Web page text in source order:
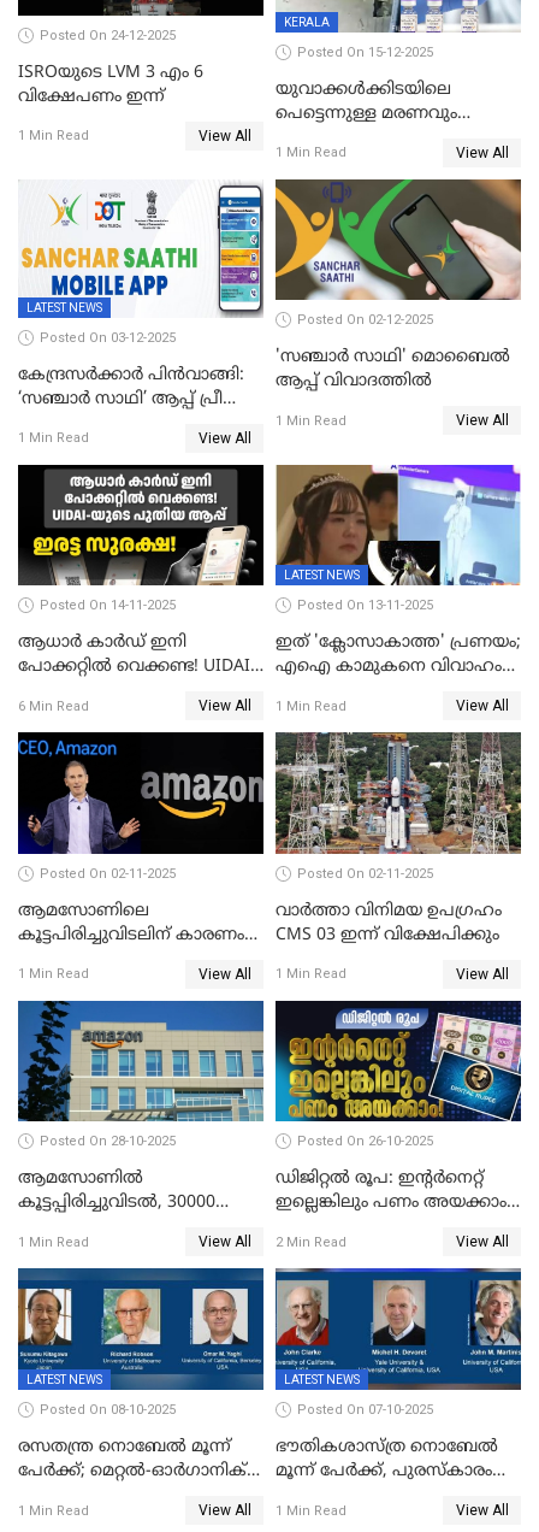
Posted On 24-12-2025
ISROയുടെ LVM 3 എം 6
വിക്ഷേപണം ഇന്ന്
1 Min Read View All
KERALA
Posted On 15-12-2025
യുവാക്കൾക്കിടയിലെ
പെട്ടെന്നുള്ള മരണവും
എയിംസ് നടത്തിയ പഠനം
പുറത്ത്; ഐസിഎംആർ
റിപ്പോർട്ട്
1 Min Read View All
LATEST NEWS
Posted On 03-12-2025
കേന്ദ്രസർക്കാർ പിൻവാങ്ങി:
‘സഞ്ചാർ സാഥി’ ആപ്പ് പ്രീ
ഉത്തരവ് പിൻവലിച്ചു
1 Min Read View All
Posted On 02-12-2025
'സഞ്ചാർ സാഥി' മൊബൈല്‍
ആപ്പ് വിവാദത്തില്‍
1 Min Read View All
Posted On 14-11-2025
ആധാർ കാർഡ് ഇനി
പോക്കറ്റിൽ വെക്കണ്ട! UIDAI-
സുരക്ഷ!
6 Min Read View All
LATEST NEWS
Posted On 13-11-2025
ഇത് 'ക്ലോസാകാത്ത' പ്രണയം;
എഐ കാമുകനെ വിവാഹം
വിവാഹാഭ്യർത്ഥന നടത്തിയത്
ക്ലോസ്
1 Min Read View All
Posted On 02-11-2025
ആമസോണിലെ
കൂട്ടപിരിച്ചുവിടലിന് കാരണം
വെളിപ്പെടുത്തലുമായി CEO
ആന്റി ജാസി
1 Min Read View All
Posted On 02-11-2025
വാര്‍ത്താ വിനിമയ ഉപഗ്രഹം
CMS 03 ഇന്ന് വിക്ഷേപിക്കും
1 Min Read View All
Posted On 28-10-2025
ആമസോണില്‍
കൂട്ടപ്പിരിച്ചുവിടല്‍, 30000
1 Min Read View All
Posted On 26-10-2025
ഡിജിറ്റൽ രൂപ: ഇന്റർനെറ്റ്
ഇല്ലെങ്കിലും പണം അയക്കാം!
IN MALAYALAM
2 Min Read View All
LATEST NEWS
Posted On 08-10-2025
രസതന്ത്ര നൊബേല്‍ മൂന്ന്
പേർക്ക്; മെറ്റൽ-ഓർഗാനിക്
വികസനത്തിന്' നൽകിയ
1 Min Read View All
LATEST NEWS
Posted On 07-10-2025
ഭൗതികശാസ്ത്ര നൊബേല്‍
മൂന്ന് പേർക്ക്, പുരസ്‌കാരം
ഗവേഷണത്തിന്
1 Min Read View All